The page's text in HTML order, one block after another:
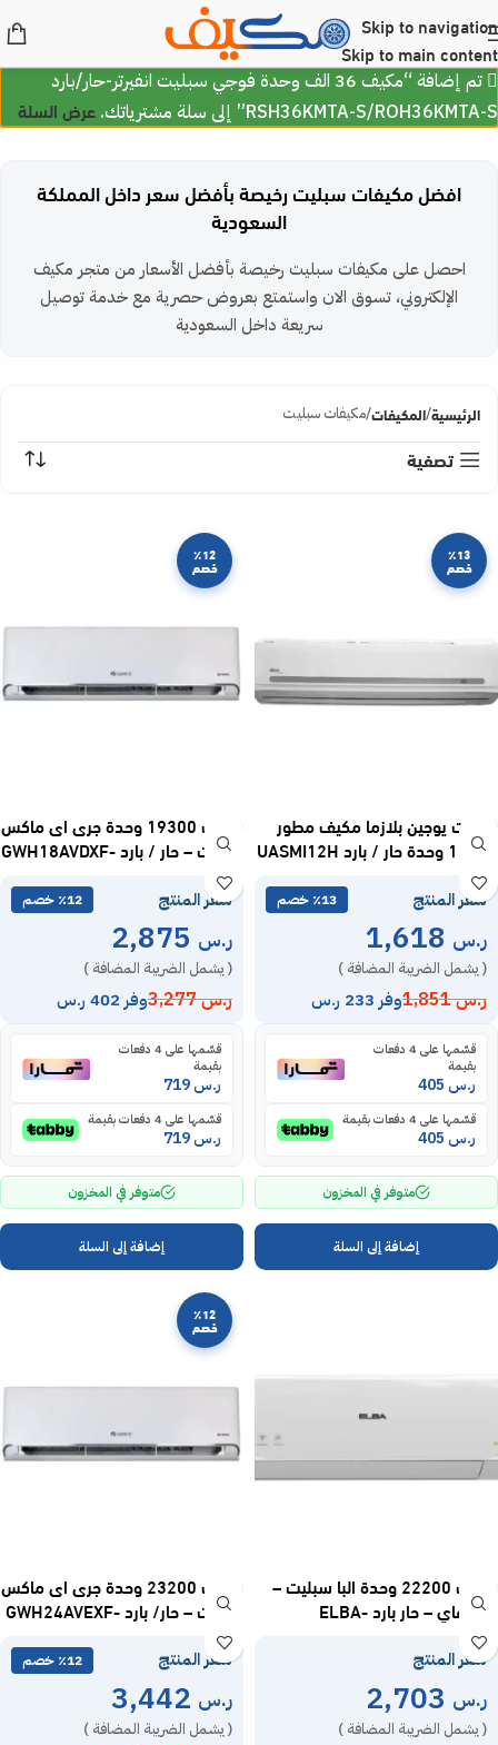
Skip to navigation
Skip to main content
تم إضافة “مكيف 36 الف وحدة فوجي سبليت انفيرتر-حار/بارد
RSH36KMTA-S/ROH36KMTA-S” إلى سلة مشترياتك.
عرض السلة
افضل مكيفات سبليت رخيصة بأفضل سعر داخل المملكة
السعودية
احصل على مكيفات سبليت رخيصة بأفضل الأسعار من متجر مكيف
الإلكتروني، تسوق الان واستمتع بعروض حصرية مع خدمة توصيل
سريعة داخل السعودية
الرئيسية المكيفات مكيفات سبليت
تصفية
٪13
خصم
سبليت يوجين بلازما مكيف مطور
11900 وحدة حار / بارد UASMI12H
سعر المنتج ٪13 خصم
ر.س
( يشمل الضريبة المضافة )
ر.س1,851 وفر 233 ر.س
قسّمها على 4 دفعات
بقيمة
ر.س
قسّمها على 4 دفعات بقيمة
ر.س
متوفر في المخزون
إضافة إلى السلة
٪12
خصم
مكيف 19300 وحدة جرى اى ماكس
سبليت – حار / بارد GWH18AVDXF-
D6NTA1A
سعر المنتج ٪12 خصم
ر.س
( يشمل الضريبة المضافة )
ر.س3,277 وفر 402 ر.س
قسّمها على 4 دفعات
بقيمة
ر.س
قسّمها على 4 دفعات بقيمة
ر.س
متوفر في المخزون
إضافة إلى السلة
مكيف 22200 وحدة البا سبليت –
واي فاي – حار بارد ELBA-
24HRB24
سعر المنتج
ر.س
( يشمل الضريبة المضافة )
٪12
خصم
مكيف 23200 وحدة جرى اى ماكس
سبليت – حار/ بارد GWH24AVEXF-
D6NTA1A
سعر المنتج ٪12 خصم
ر.س
( يشمل الضريبة المضافة )